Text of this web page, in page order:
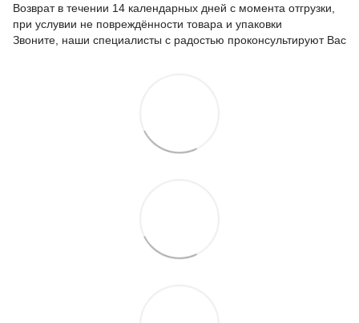
Возврат в течении 14 календарных дней с момента отгрузки,
при услувии не повреждённости товара и упаковки
Звоните, наши специалисты с радостью проконсультируют Вас